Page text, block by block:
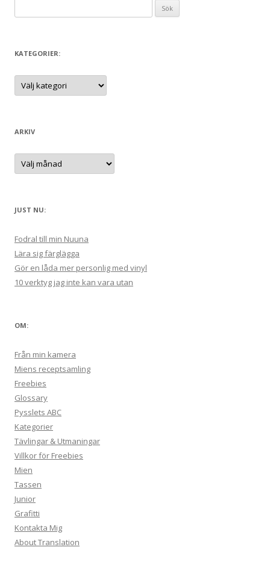
ö
t
KATEGORIER:
K
t
r
i
r
ARKIV
A
k
JUST NU:
Fodral till min Nuuna
Lära sig färglägga
Gör en låda mer personlig med vinyl
10 verktyg jag inte kan vara utan
OM:
Från min kamera
Miens receptsamling
Freebies
Glossary
Pysslets ABC
Kategorier
Tävlingar & Utmaningar
Villkor för Freebies
Mien
Tassen
Junior
Grafitti
Kontakta Mig
About Translation